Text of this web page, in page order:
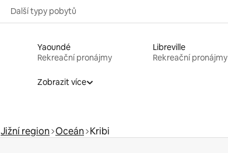
Další typy pobytů
Yaoundé
Rekreační pronájmy
Libreville
Rekreační pronájmy
Zobrazit více
Jižní region Oceán Kribi